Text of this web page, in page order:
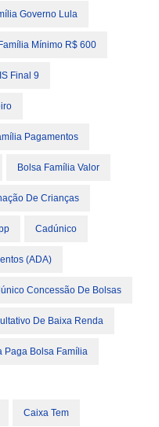
Governo Lula
Mínimo R$ 600
Final 9
Pagamentos
Bolsa Família Valor
De Crianças
Cadúnico
(ADA)
Concessão De Bolsas
De Baixa Renda
Paga Bolsa Família
Caixa Tem